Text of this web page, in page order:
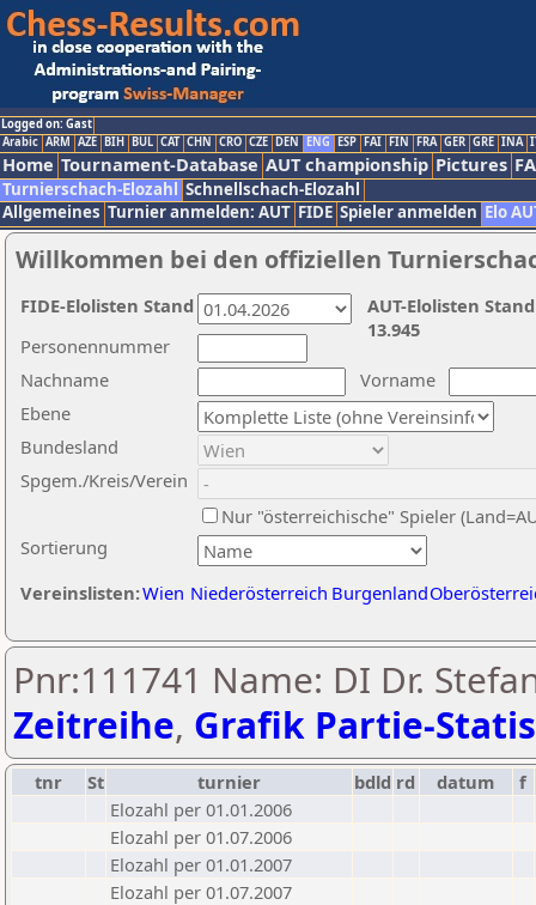
Logged on: Gast
Arabic ARM AZE BIH BUL CAT CHN CRO CZE DEN ENG ESP FAI FIN FRA GER GRE INA
Home Tournament-Database AUT championship Pictures
Turnierschach-Elozahl Schnellschach-Elozahl
Allgemeines Turnier anmelden: AUT FIDE Spieler anmelden Elo
Willkommen bei den offiziellen
Nachname
Vorname
Ebene
Sortierung
Personennummer
Bundesland
Spgem./Kreis/Verein
Nur "österreichische" Spieler
Vereinslisten:Wien Niederösterreich Burgenland
AUT-Elolisten
13.945
FIDE-Elolisten Stand
Pnr:111741 Name: DI Dr.
Zeitreihe, Grafik Partie-
tnr St turnier bdld rd datum
f
Elozahl per 01.01.2006
Elozahl per 01.07.2006
Elozahl per 01.01.2007
Elozahl per 01.07.2007